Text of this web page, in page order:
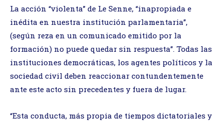
La acción “violenta” de Le Senne, “inapropiada e
inédita en nuestra institución parlamentaria”,
(según reza en un comunicado emitido por la
formación) no puede quedar sin respuesta”. Todas las
instituciones democráticas, los agentes políticos y la
sociedad civil deben reaccionar contundentemente
ante este acto sin precedentes y fuera de lugar.
“Esta conducta, más propia de tiempos dictatoriales y